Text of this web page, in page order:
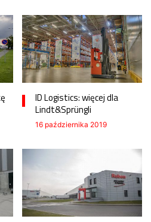
ID Logistics: więcej dla
Lindt&Sprüngli
16 października 2019